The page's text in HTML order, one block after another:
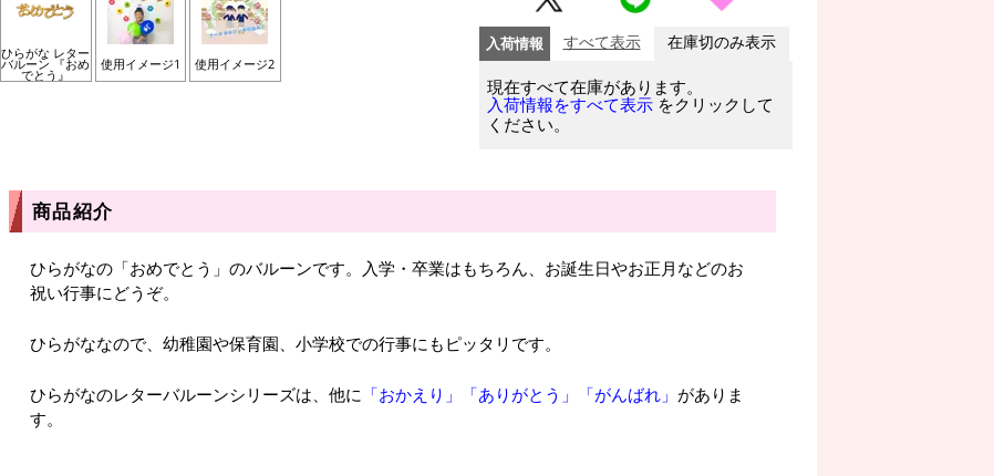
ひらがな レター
バルーン 『おめ
でとう』
使用イメージ1 使用イメージ2
入荷情報 すべて表示 在庫切のみ表示
現在すべて在庫があります。
入荷情報をすべて表示 をクリックして
ください。
商品紹介
ひらがなの「おめでとう」のバルーンです。入学・卒業はもちろん、お誕生日やお正月などのお
祝い行事にどうぞ。
ひらがななので、幼稚園や保育園、小学校での行事にもピッタリです。
ひらがなのレターバルーンシリーズは、他に 「おかえり」 「ありがとう」 「がんばれ」 がありま
す。